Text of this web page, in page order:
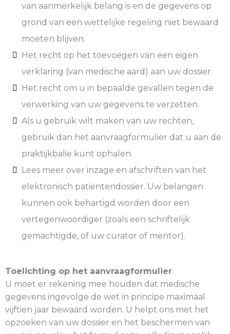
van aanmerkelijk belang is en de gegevens op
grond van een wettelijke regeling niet bewaard
moeten blijven.
Het recht op het toevoegen van een eigen
verklaring (van medische aard) aan uw dossier.
Het recht om u in bepaalde gevallen tegen de
verwerking van uw gegevens te verzetten.
Als u gebruik wilt maken van uw rechten,
gebruik dan het aanvraagformulier dat u aan de
praktijkbalie kunt ophalen.
Lees meer over inzage en afschriften van het
elektronisch patiëntendossier. Uw belangen
kunnen ook behartigd worden door een
vertegenwoordiger (zoals een schriftelijk
gemachtigde, of uw curator of mentor).
Toelichting op het aanvraagformulier
U moet er rekening mee houden dat medische
gegevens ingevolge de wet in principe maximaal
vijftien jaar bewaard worden. U helpt ons met het
opzoeken van uw dossier en het beschermen van